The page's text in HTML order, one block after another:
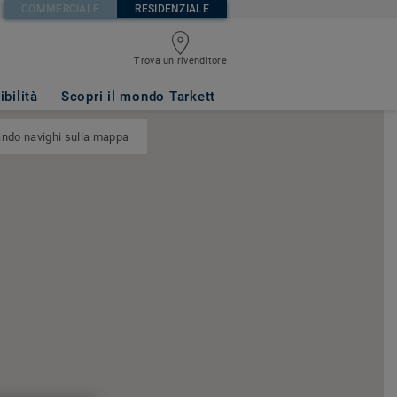
COMMERCIALE RESIDENZIALE
Trova un rivenditore
Scopri il mondo Tarkett
navighi sulla mappa